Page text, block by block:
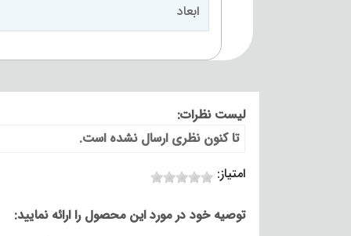
ابعاد
لیست نظرات:
تا کنون نظری ارسال نشده است.
امتیاز:
توصیه خود در مورد این محصول را ارائه نمایید: